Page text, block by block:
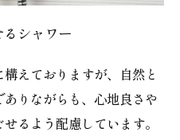
シャワー
えておりますが、自然と
りながらも、心地良さや
るよう配慮しています。